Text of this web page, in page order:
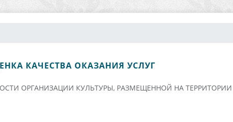
КАЧЕСТВА ОКАЗАНИЯ УСЛУГ
ОРГАНИЗАЦИИ КУЛЬТУРЫ, РАЗМЕЩЕННОЙ НА